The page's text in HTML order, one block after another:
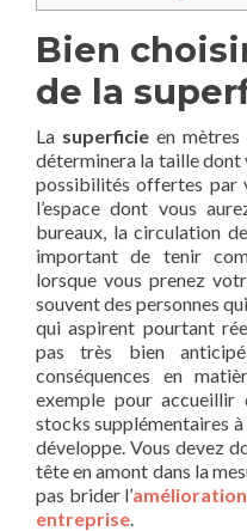
Bien
de la
La superficie en
déterminera la taille dont
possibilités offertes par
l’espace dont vous
bureaux, la circulation
important de tenir
lorsque vous prenez
souvent des personnes
qui aspirent pourtant
pas très bien
conséquences en
exemple pour accueillir
stocks supplémentaires
développe. Vous devez
tête en amont dans la
pas brider l’
entreprise.